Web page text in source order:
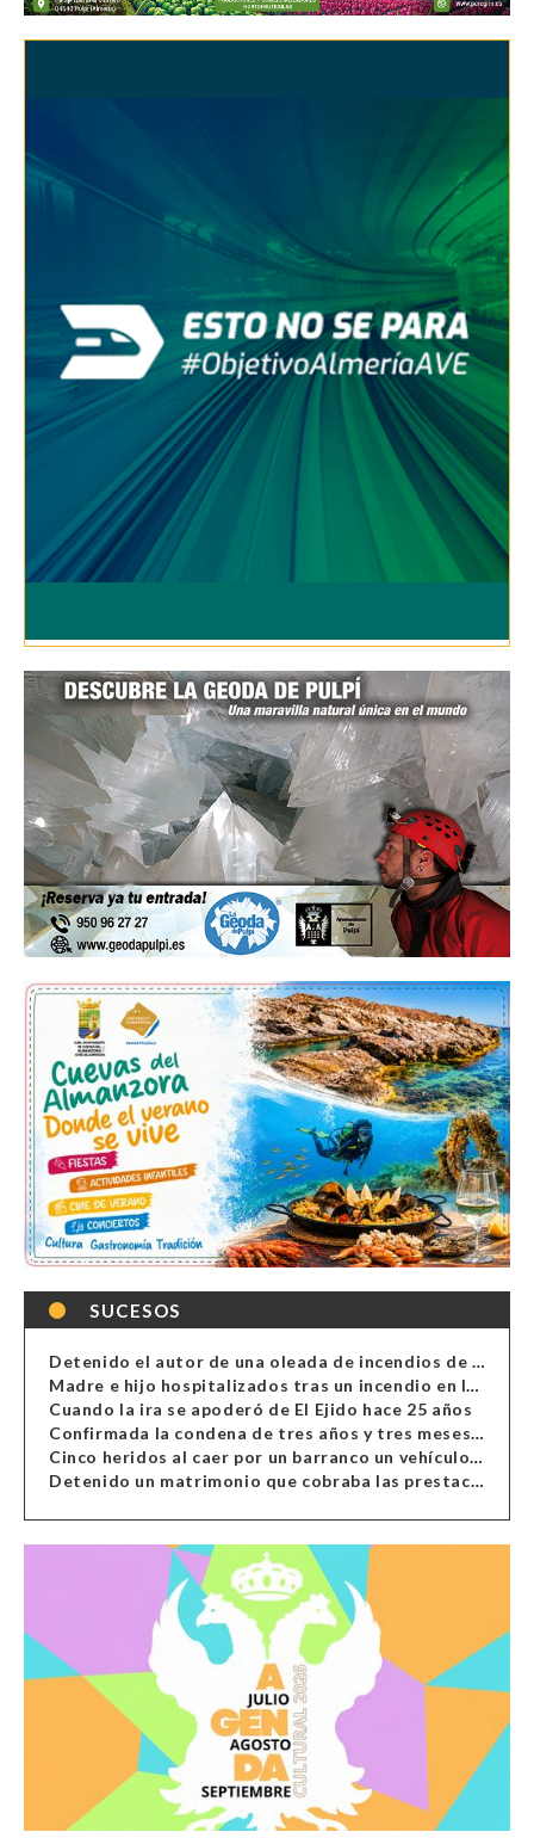
SUCESOS
Detenido el autor de una oleada de incendios de contenedores en Almería
Madre e hijo hospitalizados tras un incendio en la cocina de una vivienda en Almería
Cuando la ira se apoderó de El Ejido hace 25 años
Confirmada la condena de tres años y tres meses al hombre de Antas acusado de xenofobia
Cinco heridos al caer por un barranco un vehículo en Alcolea
Detenido un matrimonio que cobraba las prestaciones de ilegales en Almería, Granada, Málaga, Huelva y Murcia